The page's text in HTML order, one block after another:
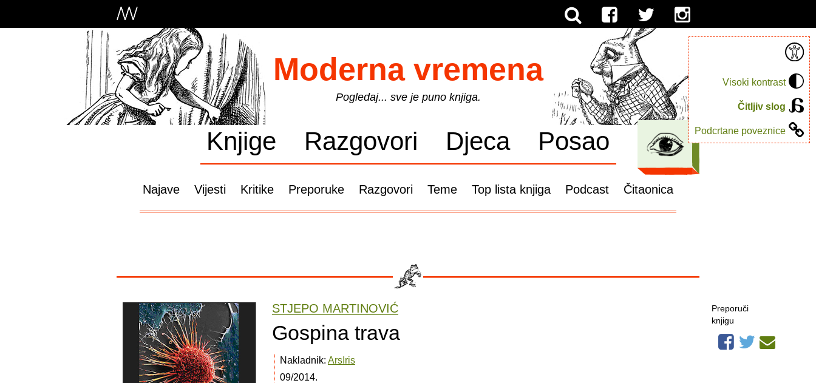
Visoki kontrast
Čitljiv slog
Podcrtane poveznice
Moderna vremena
Pogledaj... sve je puno knjiga.
Knjige Razgovori Djeca Posao
Najave Vijesti Kritike Preporuke Razgovori Teme Top lista knjiga Podcast Čitaonica
STJEPO MARTINOVIĆ
Gospina trava
Nakladnik: ArsIris
09/2014.
Preporuči
knjigu